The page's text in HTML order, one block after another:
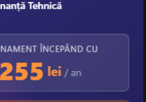
HBY:
FĂRĂ